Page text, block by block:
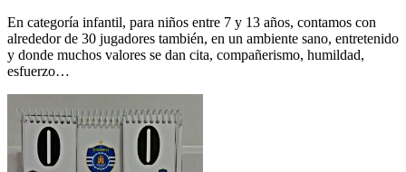
En categoría infantil, para niños entre 7 y 13 años, contamos con
alrededor de 30 jugadores también, en un ambiente sano, entretenido
y donde muchos valores se dan cita, compañerismo, humildad,
esfuerzo…